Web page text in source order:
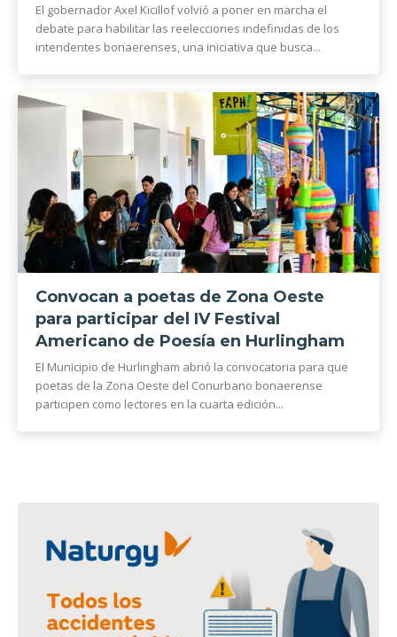
El gobernador Axel Kicillof volvió a poner en marcha el
debate para habilitar las reelecciones indefinidas de los
intendentes bonaerenses, una iniciativa que busca...
Convocan a poetas de Zona Oeste
para participar del IV Festival
Americano de Poesía en Hurlingham
El Municipio de Hurlingham abrió la convocatoria para que
poetas de la Zona Oeste del Conurbano bonaerense
participen como lectores en la cuarta edición...